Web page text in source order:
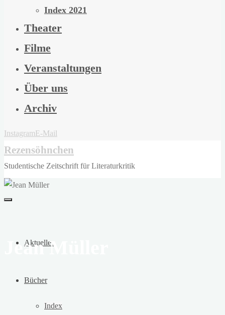
Index 2021
Theater
Filme
Veranstaltungen
Über uns
Archiv
InstagramE-Mail
Rezensöhnchen
Studentische Zeitschrift für Literaturkritik
Aktuelles
Bücher
Index
Jean Müller